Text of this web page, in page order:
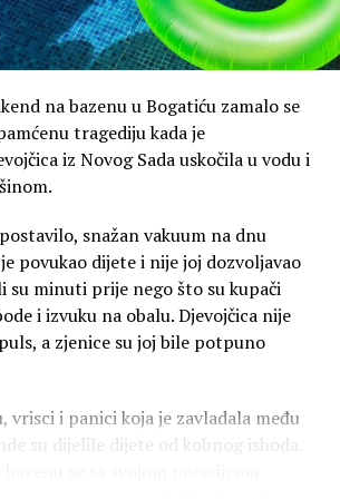
Srbije Aleksandar Vučić zna da smo
pokret tokom posjete BiH. Da je
zaštitili ni stranački batinaši niti bilo
napisao je Helez na Fejsbuku, čime
da je znao sve vrijeme da su
u “Sarajevo safariju” –
je nemoguće da bude čak ni
i predsjednica Narodne skupštine
ovakvu budalu kao ministra u vladi.
pričao da je Aleksandar Vučić
na bazenu u Bogatiću zamalo se
tragediju kada je
iz Novog Sada uskočila u vodu i
snažan vakuum na dnu
povukao dijete i nije joj dozvoljavao
su minuti prije nego što su kupači
i izvuku na obalu. Djevojčica nije
a zjenice su joj bile potpuno
vrisci i panici koja je zavladala među
su dijelile dijete od kobnog ishoda.